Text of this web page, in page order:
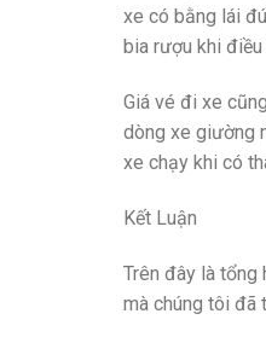
xe có bằng lái
bia rượu khi
Giá vé đi xe
dòng xe giường
xe chạy khi có
Kết Luận
Trên đây là tổng
mà chúng tôi đã